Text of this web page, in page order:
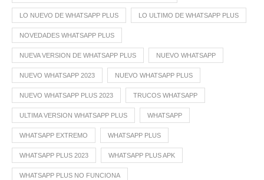
LO NUEVO DE WHATSAPP PLUS LO ULTIMO DE WHATSAPP PLUS
NOVEDADES WHATSAPP PLUS
NUEVA VERSION DE WHATSAPP PLUS NUEVO WHATSAPP
NUEVO WHATSAPP 2023 NUEVO WHATSAPP PLUS
NUEVO WHATSAPP PLUS 2023 TRUCOS WHATSAPP
ULTIMA VERSION WHATSAPP PLUS WHATSAPP
WHATSAPP EXTREMO WHATSAPP PLUS
WHATSAPP PLUS 2023 WHATSAPP PLUS APK
WHATSAPP PLUS NO FUNCIONA